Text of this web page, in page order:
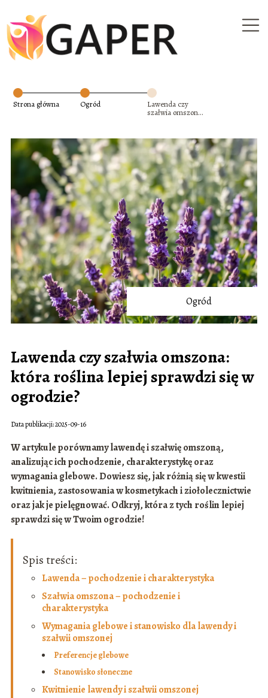
Strona główna Ogród
Lawenda czy
szałwia omszona:
się w ogrodzie?
Ogród
Lawenda czy szałwia omszona:
która roślina lepiej sprawdzi się w
ogrodzie?
Data publikacji: 2025-09-16
W artykule porównamy lawendę i szałwię omszoną,
analizując ich pochodzenie, charakterystykę oraz
wymagania glebowe. Dowiesz się, jak różnią się w kwestii
kwitnienia, zastosowania w kosmetykach i ziołolecznictwie
oraz jak je pielęgnować. Odkryj, która z tych roślin lepiej
sprawdzi się w Twoim ogrodzie!
Spis treści:
Lawenda – pochodzenie i charakterystyka
Szałwia omszona – pochodzenie i
charakterystyka
Wymagania glebowe i stanowisko dla lawendy i
szałwii omszonej
Preferencje glebowe
Stanowisko słoneczne
Kwitnienie lawendy i szałwii omszonej